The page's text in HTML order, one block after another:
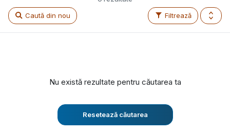
Filtrează
Caută din nou
Nu există rezultate pentru căutarea ta
Resetează căutarea